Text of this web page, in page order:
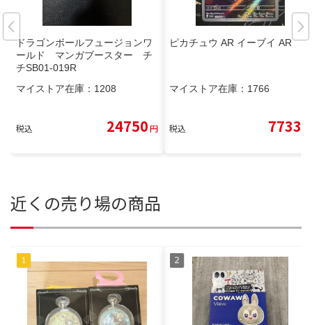
ドラゴンボールフュージョンワ
ールド マンガブースター チ
チSB01-019R
マイストア在庫： 1208
税込 24750円
ピカチュウ AR イーブイ AR
マイストア在庫： 1766
税込 7733
近くの売り場の商品